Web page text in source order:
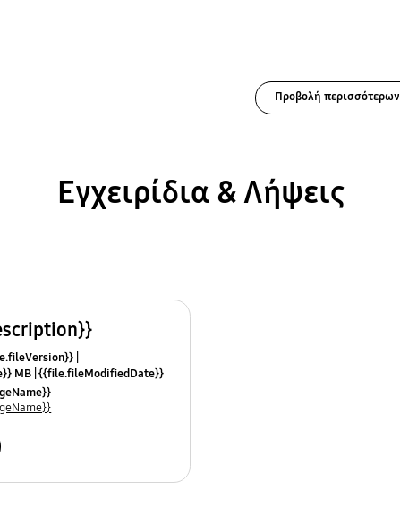
Προβολή περισσότερων
Εγχειρίδια & Λήψεις
MB {{file.fileModifiedDate}}